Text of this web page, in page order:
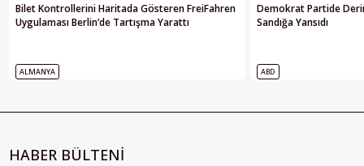
Bilet Kontrollerini Haritada Gösteren FreiFahren
Uygulaması Berlin’de Tartışma Yarattı
ALMANYA
Demokrat Partide
Sandığa Yansıdı
ABD
HABER BÜLTENİ